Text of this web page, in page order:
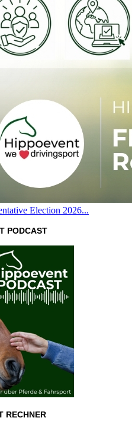
Election 2026...
PODCAST
RECHNER